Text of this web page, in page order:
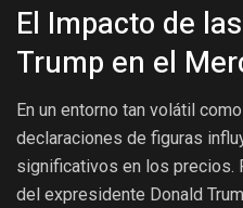
El Impacto de
Trump en el
En un entorno tan volátil
declaraciones de figuras
significativos en los precios.
del expresidente Donald